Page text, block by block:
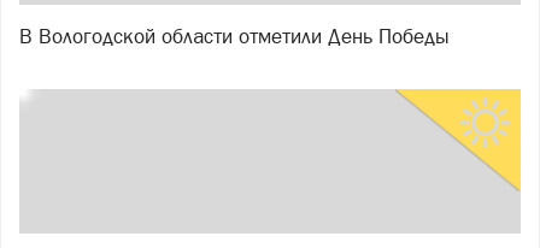
В Вологодской области отметили День Победы